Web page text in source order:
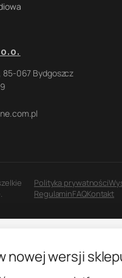
85-067 Bydgoszcz
Polityka prywatności
RegulaminFAQKontakt
nowej wersji